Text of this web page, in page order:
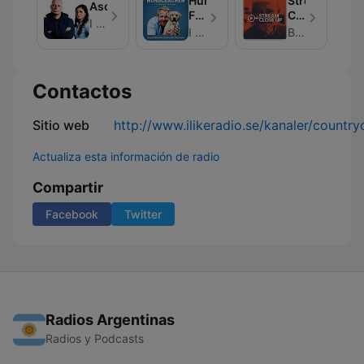
Aschberg
I LIKE RADIO
Fredrik
Steen
I LIKE RADIO
Close
UpBrian Laffan
Contactos
Sitio web http://www.ilikeradio.se/kanaler/
Actualiza esta información de radio
Compartir
Facebook Twitter
Radios Argentinas
Radios y Podcasts